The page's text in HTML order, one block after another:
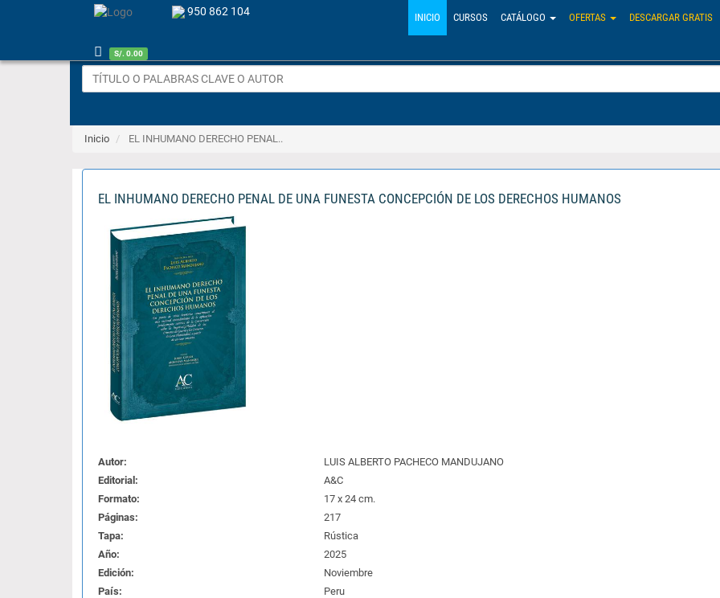
950 862 104
S/. 0.00
INICIO CURSOS CATÁLOGO OFERTAS DESCARGAR GRATIS
Inicio EL INHUMANO DERECHO PENAL..
EL INHUMANO DERECHO PENAL DE UNA FUNESTA CONCEPCIÓN DE LOS DERECHOS HUMANOS
Autor:
LUIS ALBERTO PACHECO MANDUJANO
Editorial:
A&C
Formato:
17 x 24 cm.
Páginas:
217
Tapa:
Rústica
Año:
2025
Edición:
Noviembre
País:
Peru